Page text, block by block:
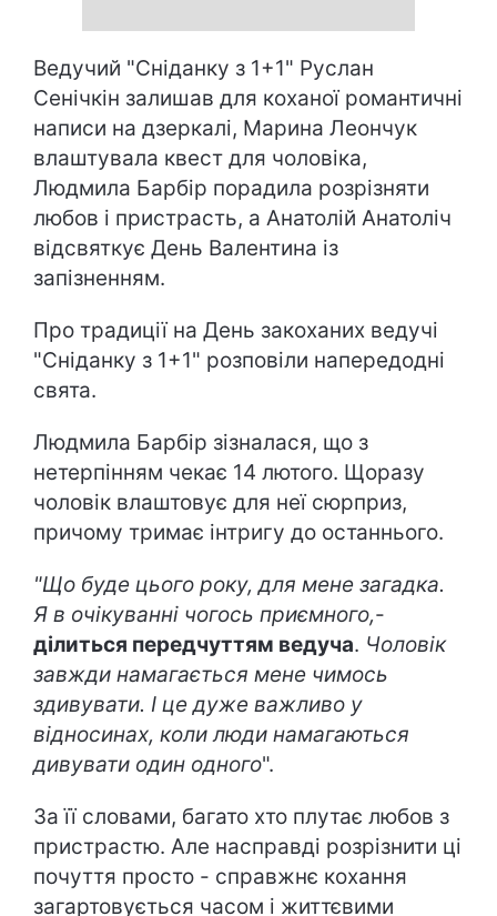
Ведучий "Сніданку з 1+1" Руслан
Сенічкін залишав для коханої романтичні
написи на дзеркалі, Марина Леончук
влаштувала квест для чоловіка,
Людмила Барбір порадила розрізняти
любов і пристрасть, а Анатолій Анатоліч
відсвяткує День Валентина із
запізненням.
Про традиції на День закоханих ведучі
"Сніданку з 1+1" розповіли напередодні
свята.
Людмила Барбір зізналася, що з
нетерпінням чекає 14 лютого. Щоразу
чоловік влаштовує для неї сюрприз,
причому тримає інтригу до останнього.
"Що буде цього року, для мене загадка.
Я в очікуванні чогось приємного,-
ділиться передчуттям ведуча. Чоловік
завжди намагається мене чимось
здивувати. І це дуже важливо у
відносинах, коли люди намагаються
дивувати один одного".
За її словами, багато хто плутає любов з
пристрастю. Але насправді розрізнити ці
почуття просто - справжнє кохання
загартовується часом і життєвими